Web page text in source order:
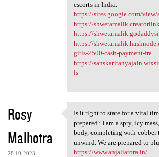
escorts in India.
https://sites.google.com/
https://
https://
https://
girls-2500-cash-payment-fre...
https://
ls
Rosy
Malhotra
28.10.2023
Is it right to state for a
Is it right to state for a vital
prepared? I am a spry, icy
body, completing with
unwind. We are prepared to
https://www.anjaliarora.in/